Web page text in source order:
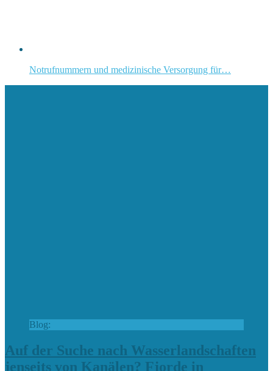
Notrufnummern und medizinische Versorgung für…
Blog:
Auf der Suche nach Wasserlandschaften
jenseits von Kanälen? Fjorde in